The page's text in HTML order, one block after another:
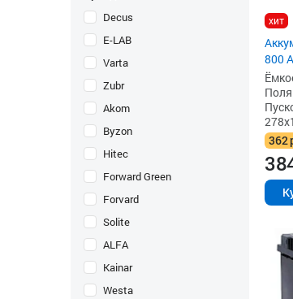
Decus
E-LAB
Varta
Zubr
Akom
Byzon
Hitec
Forward Green
Forvard
Solite
ALFA
Kainar
Westa
хит
800
362